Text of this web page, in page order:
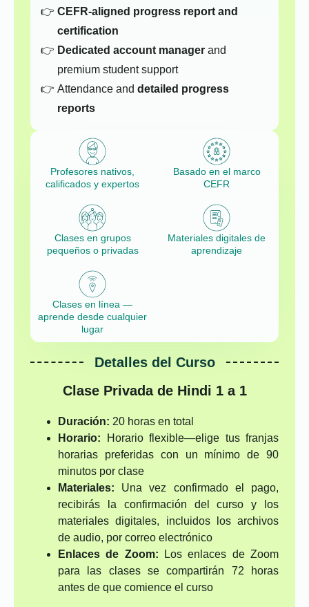
CEFR-aligned progress report and
certification
Dedicated account managerand
premium student support
Attendance and detailed progress
reports
Profesores nativos,
calificados y expertos
Basado en el marco
CEFR
Clases en grupos
pequeños o privadas
Materiales digitales de
aprendizaje
Clases en línea —
aprende desde cualquier
lugar
Detalles del Curso
Clase Privada de Hindi 1 a 1
Duración: 20 horas en total
Horario: Horario flexible—elige tus franjas
horarias preferidas con un mínimo de 90
minutos por clase
Materiales: Una vez confirmado el pago,
recibirás la confirmación del curso y los
materiales digitales, incluidos los archivos
de audio, por correo electrónico
Enlaces de Zoom: Los enlaces de Zoom
para las clases se compartirán 72 horas
antes de que comience el curso